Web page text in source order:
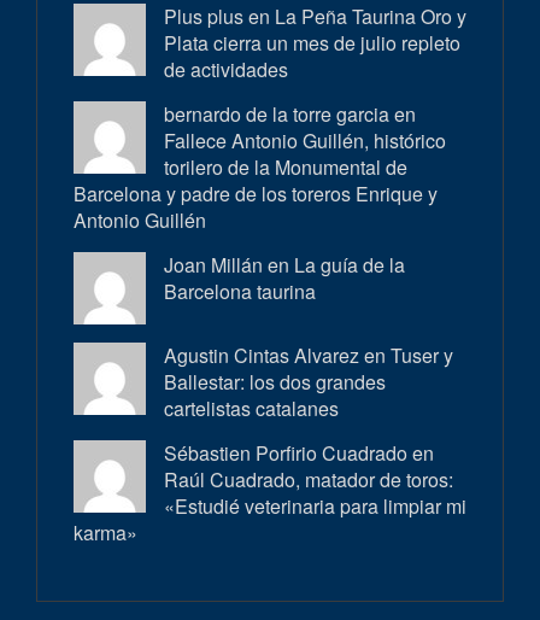
Plus plus en La Peña Taurina Oro y
Plata cierra un mes de julio repleto
de actividades
bernardo de la torre garcia en
Fallece Antonio Guillén, histórico
torilero de la Monumental de
Barcelona y padre de los toreros Enrique y
Antonio Guillén
Joan Millán en La guía de la
Barcelona taurina
Agustin Cintas Alvarez en Tuser y
Ballestar: los dos grandes
cartelistas catalanes
Sébastien Porfirio Cuadrado en
Raúl Cuadrado, matador de toros:
«Estudié veterinaria para limpiar mi
karma»